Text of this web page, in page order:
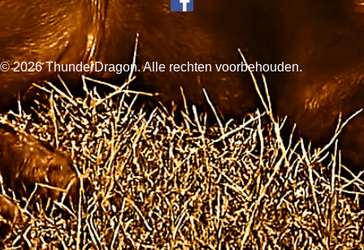
© 2026 ThunderDragon. Alle rechten voorbehouden.